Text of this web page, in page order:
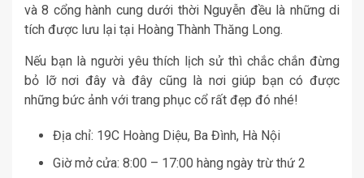
và 8 cổng hành cung dưới thời Nguyễn đều là những di
tích được lưu lại tại Hoàng Thành Thăng Long.
Nếu bạn là người yêu thích lịch sử thì chắc chắn đừng
bỏ lỡ nơi đây và đây cũng là nơi giúp bạn có được
những bức ảnh với trang phục cổ rất đẹp đó nhé!
Địa chỉ: 19C Hoàng Diệu, Ba Đình, Hà Nội
Giờ mở cửa: 8:00 – 17:00 hàng ngày trừ thứ 2